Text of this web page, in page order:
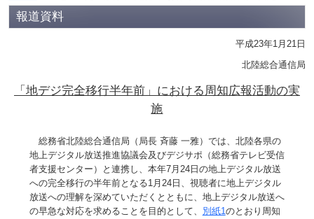
報道資料
平成23年1月21日
北陸総合通信局
「地デジ完全移行半年前」における周知広報活動の実
施
総務省北陸総合通信局（局長 斉藤 一雅）では、北陸各県の
地上デジタル放送推進協議会及びデジサポ（総務省テレビ受信
者支援センター）と連携し、本年7月24日の地上デジタル放送
への完全移行の半年前となる1月24日、視聴者に地上デジタル
放送への理解を深めていただくとともに、地上デジタル放送へ
の早急な対応を求めることを目的として、 別紙1のとおり周知